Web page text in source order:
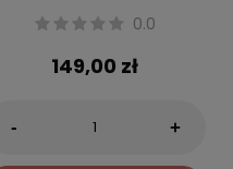
0.0
149,00 zł
- +